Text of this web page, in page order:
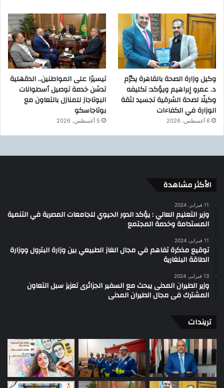
وكيل وزارة الصحة بالقاهرة يكرّم
د. عمرو إبراهيم ويؤكد: تكليفه
وكيلًا لصحة الشرقية تجسيد لثقة
الوزارة في الكفاءات
6 أغسطس، 2026
تيسيرًا على المواطنين.. الدقهلية
تدشن خدمة توصيل أسطوانات
البوتاجاز للمنازل بالتعاون مع
بوتاجاسكو
5 أغسطس، 2026
الأكثر مشاهدة
11 فبراير، 2024
وزير التعليم العالي : يؤكد الدور الحيوي للجامعات المصرية في التنمية
المستدامة وخدمة المجتمع
11 فبراير، 2024
توقيع مذكرة تفاهم في مجال الغاز الطبيعي بين وزارة البترول ووزارة
الطاقة البلغارية
13 فبراير، 2024
وزير الطيران المدنى يبحث مع السفير الجزائرى تعزيز سبل التعاون
المشترك فى مجال الطيران المدنى
تريندات